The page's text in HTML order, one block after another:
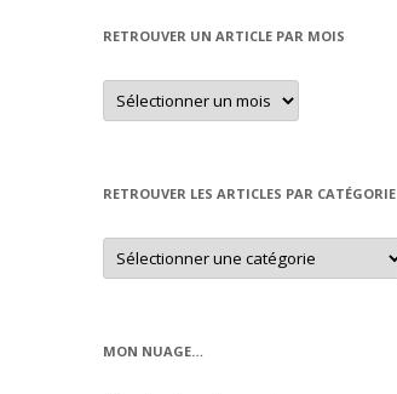
RETROUVER UN ARTICLE PAR MOIS
Retrouver
un
article
RETROUVER LES ARTICLES PAR CATÉGORIE
Retrouver
les
articles
MON NUAGE…